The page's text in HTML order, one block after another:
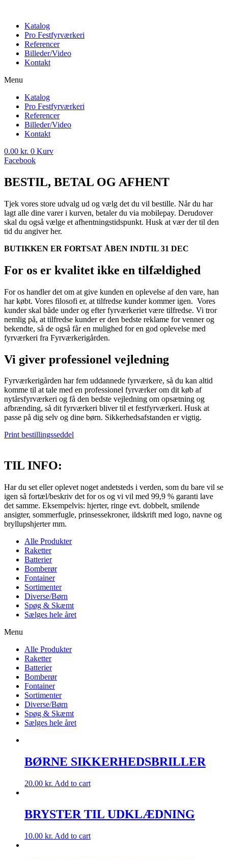
Katalog
Pro Festfyrværkeri
Referencer
Billeder/Video
Kontakt
Menu
Katalog
Pro Festfyrværkeri
Referencer
Billeder/Video
Kontakt
0.00 kr. 0 Kurv
Facebook
BESTIL, BETAL OG AFHENT
Tjek vores store udvalg ud og vælg det du vil bestille. Når du har
lagt alle dine varer i kurven, betaler du via mobilepay. Derudover
skal du også vælge et afhentningstidspunkt. Husk at vær der til den
tid du angiver her.
BUTIKKEN ER FORTSAT ÅBEN INDTIL 31 DEC
For os er kvalitet ikke en tilfældighed
For os handler det om at give kunden en oplevelse af den vare, han
har købt. Vores filosofi er, at tilfredse kunder kommer igen. Vores
kunder skal både under og efter fyrværkeriet være tilfredse. Vi tror
nemlig på, at tilfredse kunder er den bedste reklame for venner og
bekendte, så de også får en mulighed for en god oplevelse med
fyrværkeri fra Fyrværkerigården.
Vi giver professionel vejledning
Fyrværkerigården har fem uddannede fyrværkere, så du kan altid
komme til at tale med en professionel fyrværker om dit køb af
nytårsfyrværkeri og få den bedste vejledning om opsætning og
afbrænding, så dit fyrværkeri bliver til et festfyrværkeri. Husk at
passe på dig selv og dine børn. Sikkerhedsafstanden er vigtig.
Print bestillingsseddel
TIL INFO:
Har du set eller oplevet noget andetsteds i verden, som du bare vil se
igen så fortæl/beskriv det for os og vi vil med 99,9 % garanti lave
det samme. Eksempelvis: hjerter, ringe evt. dobbelt, smilende
ansigter, sommerfugle, prinsessekroner, ildskrift med logo, navne og
bryllupshjerter mm.
Alle Produkter
Raketter
Batterier
Bomberør
Fontainer
Sortimenter
Diverse/Børn
Spøg & Skæmt
Sælges hele året
Menu
Alle Produkter
Raketter
Batterier
Bomberør
Fontainer
Sortimenter
Diverse/Børn
Spøg & Skæmt
Sælges hele året
BØRNE SIKKERHEDSBRILLER
20.00 kr. Add to cart
BRYSTER TIL UDKLÆDNING
10.00 kr. Add to cart